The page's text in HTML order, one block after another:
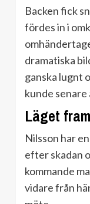
Backen fick
fördes in i
dramatiska
ganska lugnt
kunde
Läget
Nilsson har
efter skadan
kommande
vidare från